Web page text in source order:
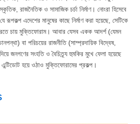
রাজনৈতিক ও সামাজিক চর্চা নির্মাণ। নোংরা হিসেবে
রূপকল্প এদেশের মানুষের কাছে নির্মাণ করা হয়েছে, সেটিকে
চায় মুক্তিফোরাম। আবার যেসব একক আদর্শ (যেমন
বা পরিচয়ের রাজনীতি (সাম্প্রদায়িক বিদ্বেষ,
জনগণের সংহতি ও বৈচিত্র্য হুমকির মুখে ফেলা হয়েছে
হয়ে ওঠাও মুক্তিফোরামের প্রকল্প।